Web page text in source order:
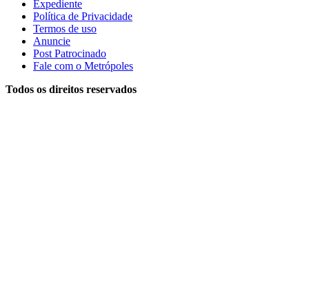
Expediente
Política de Privacidade
Termos de uso
Anuncie
Post Patrocinado
Fale com o Metrópoles
Todos os direitos reservados